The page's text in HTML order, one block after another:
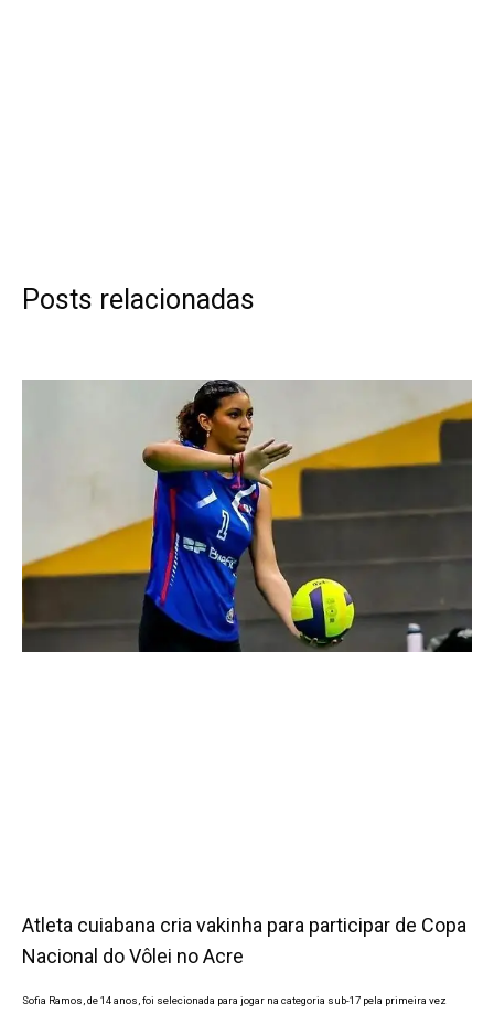
Posts relacionadas
Atleta cuiabana cria vakinha para participar de Copa
Nacional do Vôlei no Acre
Sofia Ramos, de 14 anos, foi selecionada para jogar na categoria sub-17 pela primeira vez